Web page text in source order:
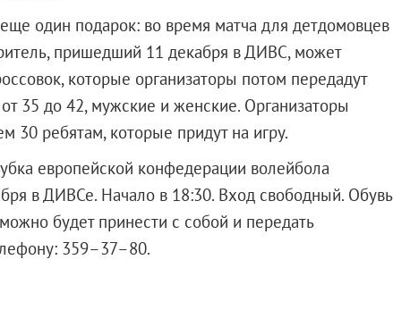
один подарок: во время матча для детдомовцев
пришедший 11 декабря в ДИВС, может
которые организаторы потом передадут
35 до 42, мужские и женские. Организаторы
30 ребятам, которые придут на игру.
европейской конфедерации волейбола
в ДИВСе. Начало в 18:30. Вход свободный. Обувь
будет принести с собой и передать
телефону: 359–37–80.